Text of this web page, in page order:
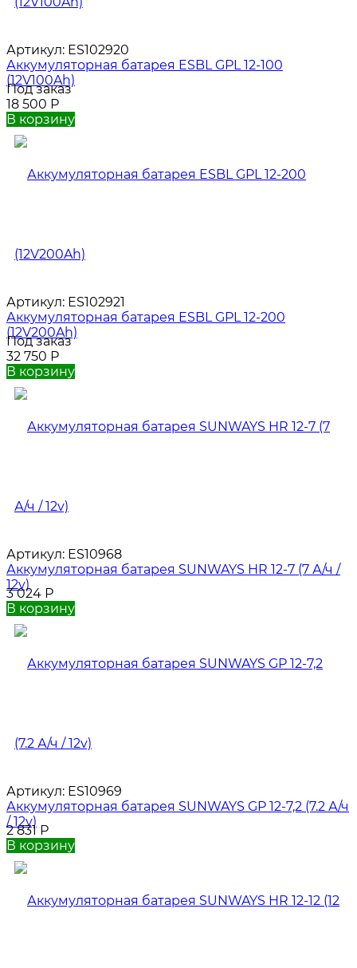
Артикул: ES102920
Аккумуляторная батарея ESBL GPL 12-100
(12V100Ah)
Под заказ
18 500 Р
В корзину
Артикул: ES102921
Аккумуляторная батарея ESBL GPL 12-200
(12V200Ah)
Под заказ
32 750 Р
В корзину
Артикул: ES10968
Аккумуляторная батарея SUNWAYS HR 12-7 (7 А/ч /
12v)
3 024 Р
В корзину
Артикул: ES10969
Аккумуляторная батарея SUNWAYS GP 12-7,2 (7.2 А/ч
/ 12v)
2 831 Р
В корзину